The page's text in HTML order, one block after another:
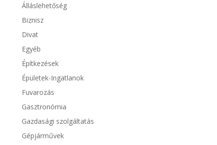
Álláslehetőség
Biznisz
Divat
Egyéb
Építkezések
Épületek-Ingatlanok
Fuvarozás
Gasztronómia
Gazdasági szolgáltatás
Gépjárművek